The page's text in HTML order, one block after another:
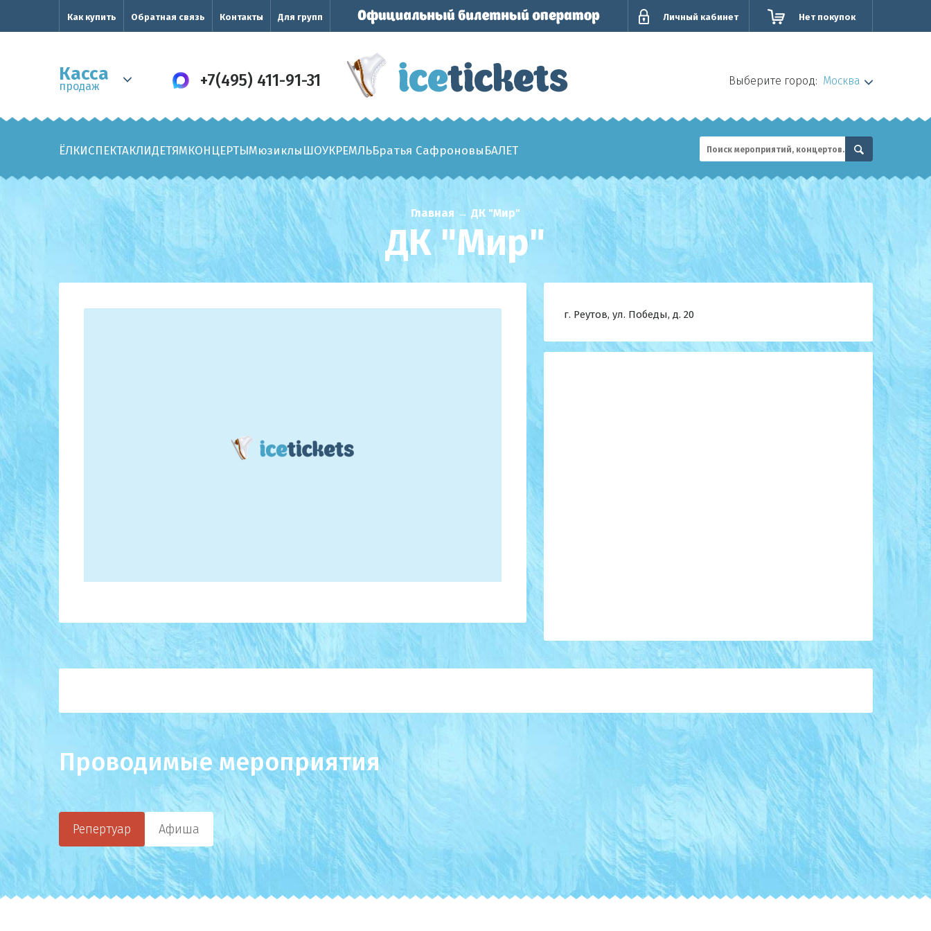
Как купить Обратная связь Контакты Для групп Личный кабинет Нет покупок
Касса
продаж +7(495) 411-91-31 Выберите город: Москва
ЁЛКИСПЕКТАКЛИДЕТЯМКОНЦЕРТЫМюзиклыШОУКРЕМЛЬБратья СафроновыБАЛЕТ
Главная → ДК "Мир"
ДК "Мир"
г. Реутов, ул. Победы, д. 20
Проводимые мероприятия
Репертуар Афиша